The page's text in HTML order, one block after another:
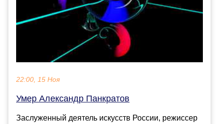
22:00, 15 Ноя
Умер Александр Панкратов
Заслуженный деятель искусств России, режиссер